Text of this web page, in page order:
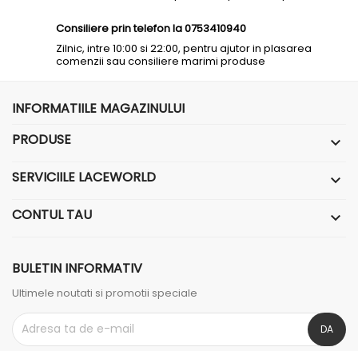
Consiliere prin telefon la 0753410940
Zilnic, intre 10:00 si 22:00, pentru ajutor in plasarea
comenzii sau consiliere marimi produse
INFORMATIILE MAGAZINULUI
PRODUSE

SERVICIILE LACEWORLD 
CONTUL TAU 
BULETIN INFORMATIV
Ultimele noutati si promotii speciale